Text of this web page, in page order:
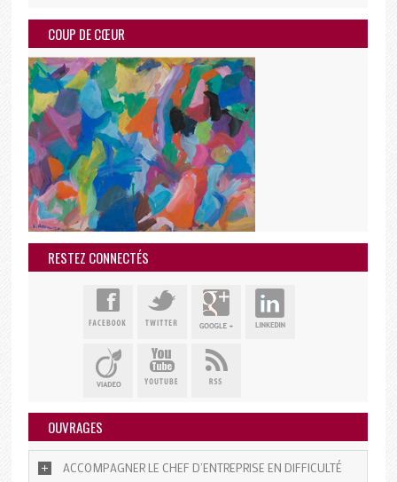
COUP DE CŒUR
RESTEZ CONNECTÉS
OUVRAGES
ACCOMPAGNER LE CHEF D’ENTREPRISE EN DIFFICULTÉ